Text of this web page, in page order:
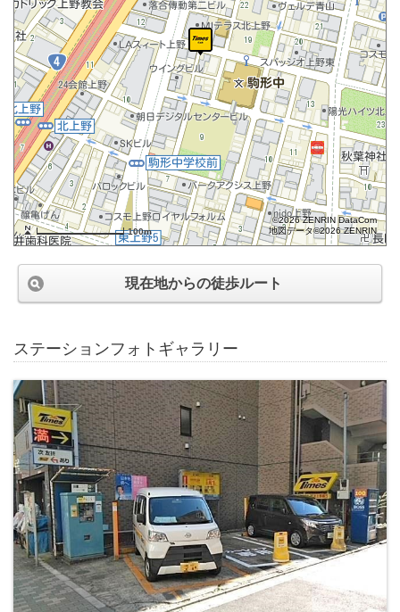
100m
©2026 ZENRIN DataCom
地図データ©2026 ZENRIN
現在地からの徒歩ルート
ステーションフォトギャラリー